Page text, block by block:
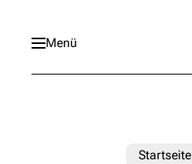
Menü
Startseite